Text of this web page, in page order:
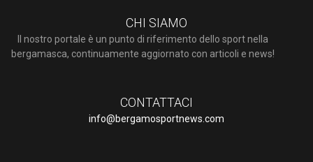
CHI SIAMO
Il nostro portale è un punto di riferimento dello sport nella
bergamasca, continuamente aggiornato con articoli e news!
CONTATTACI
info@bergamosportnews.com